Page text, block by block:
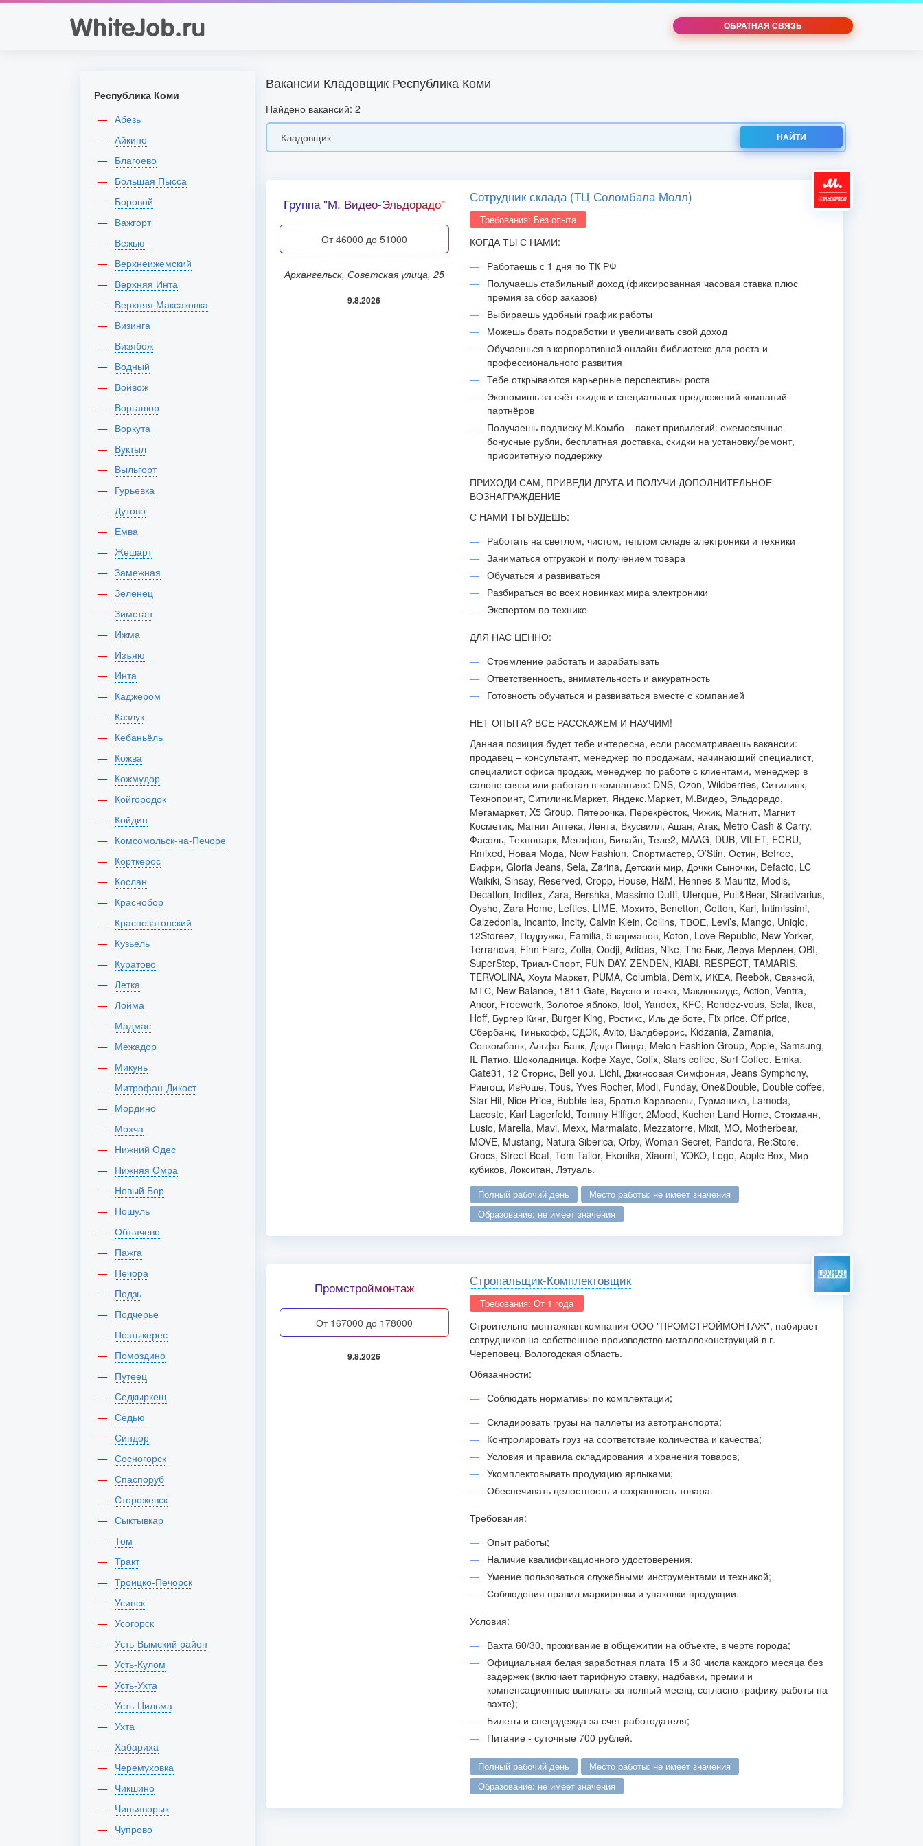
ОБРАТНАЯ СВЯЗЬ
Вакансии Кладовщик Республика Коми
Найдено вакансий: 2
НАЙТИ
Группа "М. Видео-Эльдорадо"
от 46000 до 51000
Архангельск, Советская улица, 25
9.8.2026
Сотрудник склада (ТЦ Соломбала Молл)
Требования: Без опыта
КОГДА ТЫ С НАМИ:
Работаешь с 1 дня по ТК РФ
Получаешь стабильный доход (фиксированная часовая ставка плюс
премия за сбор заказов)
Выбираешь удобный график работы
Можешь брать подработки и увеличивать свой доход
Обучаешься в корпоративной онлайн-библиотеке для роста и
профессионального развития
Тебе открываются карьерные перспективы роста
Экономишь за счёт скидок и специальных предложений компаний-
партнёров
Получаешь подписку М.Комбо – пакет привилегий: ежемесячные
бонусные рубли, бесплатная доставка, скидки на установку/ремонт,
приоритетную поддержку
ПРИХОДИ САМ, ПРИВЕДИ ДРУГА И ПОЛУЧИ ДОПОЛНИТЕЛЬНОЕ
ВОЗНАГРАЖДЕНИЕ
С НАМИ ТЫ БУДЕШЬ:
Работать на светлом, чистом, теплом складе электроники и техники
Заниматься отгрузкой и получением товара
Обучаться и развиваться
Разбираться во всех новинках мира электроники
Экспертом по технике
ДЛЯ НАС ЦЕННО:
Стремление работать и зарабатывать
Ответственность, внимательность и аккуратность
Готовность обучаться и развиваться вместе с компанией
НЕТ ОПЫТА? ВСЕ РАССКАЖЕМ И НАУЧИМ!
Данная позиция будет тебе интересна, если рассматриваешь вакансии:
продавец – консультант, менеджер по продажам, начинающий специалист,
специалист офиса продаж, менеджер по работе с клиентами, менеджер в
салоне связи или работал в компаниях: DNS, Ozon, Wildberries, Ситилинк,
Технопоинт, Ситилинк.Маркет, Яндекс.Маркет, М.Видео, Эльдорадо,
Мегамаркет, X5 Group, Пятёрочка, Перекрёсток, Чижик, Магнит, Магнит
Косметик, Магнит Аптека, Лента, Вкусвилл, Ашан, Атак, Metro Cash & Carry,
Фасоль, Технопарк, Мегафон, Билайн, Теле2, MAAG, DUB, VILET, ECRU,
Rmixed, Новая Мода, New Fashion, Спортмастер, O’Stin, Остин, Befree,
Бифри, Gloria Jeans, Sela, Zarina, Детский мир, Дочки Сыночки, Defacto, LC
Waikiki, Sinsay, Reserved, Cropp, House, H&M, Hennes & Mauritz, Modis,
Decatlon, Inditex, Zara, Bershka, Massimo Dutti, Uterque, Pull&Bear, Stradivarius,
Oysho, Zara Home, Lefties, LIME, Мохито, Benetton, Cotton, Kari, Intimissimi,
Calzedonia, Incanto, Incity, Calvin Klein, Collins, ТВОЕ, Levi’s, Mango, Uniqlo,
12Storeez, Подружка, Familia, 5 карманов, Koton, Love Republic, New Yorker,
Terranova, Finn Flare, Zolla, Oodji, Adidas, Nike, The Бык, Леруа Мерлен, OBI,
SuperStep, Триал-Спорт, FUN DAY, ZENDEN, KIABI, RESPECT, TAMARIS,
TERVOLINA, Хоум Маркет, PUMA, Columbia, Demix, ИКЕА, Reebok, Связной,
МТС, New Balance, 1811 Gate, Вкусно и точка, Макдоналдс, Action, Ventra,
Ancor, Freework, Золотое яблоко, Idol, Yandex, KFC, Rendez-vous, Sela, Ikea,
Hoff, Бургер Кинг, Burger King, Ростикс, Иль де боте, Fix price, Off price,
Сбербанк, Тинькофф, СДЭК, Avito, Валдберрис, Kidzania, Zamania,
Совкомбанк, Альфа-Банк, Додо Пицца, Melon Fashion Group, Apple, Samsung,
IL Патио, Шоколадница, Кофе Хаус, Cofix, Stars coffee, Surf Coffee, Emka,
Gate31, 12 Cторис, Bell you, Lichi, Джинсовая Симфония, Jeans Symphony,
Ривгош, ИвРоше, Tous, Yves Rocher, Modi, Funday, One&Double, Double coffee,
Star Hit, Nice Price, Bubble tea, Братья Караваевы, Гурманика, Lamoda,
Lacoste, Karl Lagerfeld, Tommy Hilfiger, 2Mood, Kuchen Land Home, Стокманн,
Lusio, Marella, Mavi, Mexx, Marmalato, Mezzatorre, Mixit, MO, Motherbear,
MOVE, Mustang, Natura Siberica, Orby, Woman Secret, Pandora, Re:Store,
Crocs, Street Beat, Tom Tailor, Ekonika, Xiaomi, YOKO, Lego, Apple Box, Мир
кубиков, Локситан, Лэтуаль.
полный рабочий день
место работы: не имеет значения
образование: не имеет значения
Промстроймонтаж
от 167000 до 178000
9.8.2026
Стропальщик-Комплектовщик
Требования: От 1 года
Строительно-монтажная компания ООО "ПРОМСТРОЙМОНТАЖ", набирает
сотрудников на собственное производство металлоконструкций в г.
Череповец, Вологодская область.
Обязанности:
Соблюдать нормативы по комплектации;
Складировать грузы на паллеты из автотранспорта;
Контролировать груз на соответствие количества и качества;
Условия и правила складирования и хранения товаров;
Укомплектовывать продукцию ярлыками;
Обеспечивать целостность и сохранность товара.
Требования:
Опыт работы;
Наличие квалификационного удостоверения;
Умение пользоваться служебными инструментами и техникой;
Соблюдения правил маркировки и упаковки продукции.
Условия:
Вахта 60/30, проживание в общежитии на объекте, в черте города;
Официальная белая заработная плата 15 и 30 числа каждого месяца без
задержек (включает тарифную ставку, надбавки, премии и
компенсационные выплаты за полный месяц, согласно графику работы на
вахте);
Билеты и спецодежда за счет работодателя;
Питание - суточные 700 рублей.
полный рабочий день
место работы: не имеет значения
образование: не имеет значения
Республика Коми
Абезь
Айкино
Благоево
Большая Пысса
Боровой
Важгорт
Вежью
Верхнеижемский
Верхняя Инта
Верхняя Максаковка
Визинга
Визябож
Водный
Войвож
Воргашор
Воркута
Вуктыл
Выльгорт
Гурьевка
Дутово
Емва
Жешарт
Замежная
Зеленец
Зимстан
Ижма
Изъяю
Инта
Каджером
Казлук
Кебаньёль
Кожва
Кожмудор
Койгородок
Койдин
Комсомольск-на-Печоре
Корткерос
Кослан
Краснобор
Краснозатонский
Кузьель
Куратово
Летка
Лойма
Мадмас
Межадор
Микунь
Митрофан-Дикост
Мордино
Мохча
Нижний Одес
Нижняя Омра
Новый Бор
Ношуль
Объячево
Пажга
Печора
Подзь
Подчерье
Позтыкерес
Помоздино
Путеец
Седкыркещ
Седью
Синдор
Сосногорск
Спаспоруб
Сторожевск
Сыктывкар
Том
Тракт
Троицко-Печорск
Усинск
Усогорск
Усть-Вымский район
Усть-Кулом
Усть-Ухта
Усть-Цильма
Ухта
Хабариха
Черемуховка
Чикшино
Чиньяворык
Чупрово